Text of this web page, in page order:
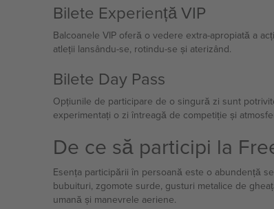
Bilete Experiență VIP
Balcoanele VIP oferă o vedere extra-apropiată a
atleții lansându-se, rotindu-se și aterizând.
Bilete Day Pass
Opțiunile de participare de o singură zi sunt
experimentați o zi întreagă de competiție și
De ce să participi la
Esența participării în persoană este o abundență
bubuituri, zgomote surde, gusturi metalice de
umană și manevrele aeriene.